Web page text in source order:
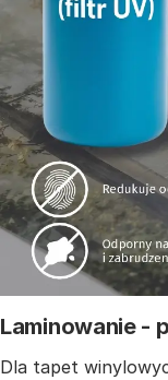
Laminowanie -
Dla tapet